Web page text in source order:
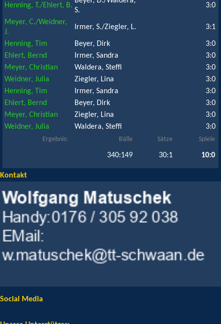
Henning, T./Ehlert, B.
S.
3:0
Meyer, C./Weidner,
J.
Irmer, S./Ziegler, L. 3:1
Henning, Tim Beyer, Dirk
3:0
Ehlert, Bernd
Irmer, Sandra
3:0
Meyer, Christian
Waldera, Steffi
3:0
Weidner, Julia
Ziegler, Lina
3:0
Henning, Tim
Irmer, Sandra
3:0
Ehlert, Bernd
Beyer, Dirk
3:0
Meyer, Christian
Ziegler, Lina
3:0
Weidner, Julia
Waldera, Steffi 3:0
Ergebnis: Bälle Sätze Spiele
340:149 30:1 10:0
Kontakt
Social Media